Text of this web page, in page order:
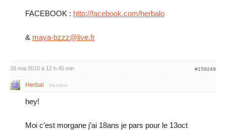
FACEBOOK : http://facebook.com/herbalo
& maya-bzzz@live.fr
28 mai 2010 à 12 h 45 min #159249
Herbal Membre
hey!
Moi c’est morgane j’ai 18ans je pars pour le 13oct